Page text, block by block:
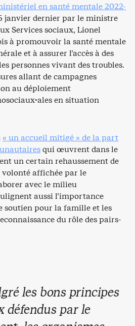
en santé mentale 2022-
janvier dernier par le ministre
Services sociaux, Lionel
à promouvoir la santé mentale
et à assurer l’accès à des
personnes vivant des troubles.
allant de campagnes
au déploiement
en situation
« un accueil mitigé » de la part
qui œuvrent dans le
un certain rehaussement de
affichée par le
avec le milieu
aussi l’importance
soutien pour la famille et les
du rôle des pairs-
les bons principes
défendus par le